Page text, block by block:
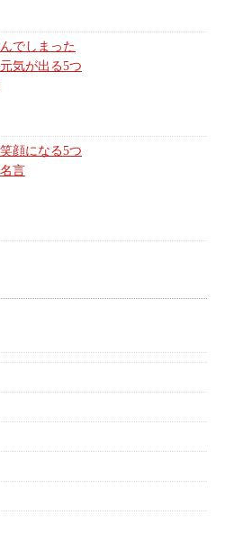
でしまった
気が出る5つ
顔になる5つ
言